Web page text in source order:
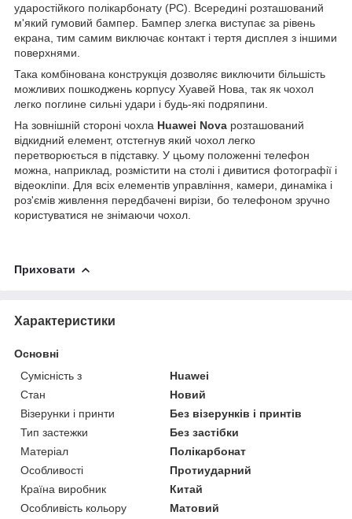
ударостійкого полікарбонату (PC). Всередині розташований
м'який гумовий бампер. Бампер злегка виступає за рівень
екрана, тим самим виключає контакт і тертя дисплея з іншими
поверхнями.
Така комбінована конструкція дозволяє виключити більшість
можливих пошкоджень корпусу Хуавей Нова, так як чохол
легко поглине сильні удари і будь-які подряпини.
На зовнішній стороні чохла Huawei Nova розташований
відкидний елемент, отстегнув який чохол легко
перетворюється в підставку. У цьому положенні телефон
можна, наприклад, розмістити на столі і дивитися фотографії і
відеокліпи. Для всіх елементів управління, камери, динаміка і
роз'ємів живлення передбачені вирізи, бо телефоном зручно
користуватися не знімаючи чохол.
Приховати
Характеристики
Основні
Сумісність з
Huawei
Стан
Новий
Візерунки і принти
Без візерунків і принтів
Тип застежки
Без застібки
Матеріал
Полікарбонат
Особливості
Протиударний
Країна виробник
Китай
Особливість кольору
Матовий